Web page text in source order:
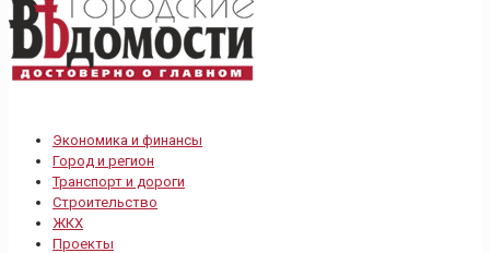
Экономика и финансы
Город и регион
Транспорт и дороги
Строительство
ЖКХ
Проекты